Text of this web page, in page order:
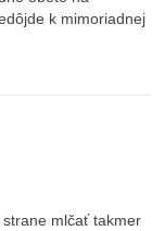
k mimoriadnej
mlčať takmer